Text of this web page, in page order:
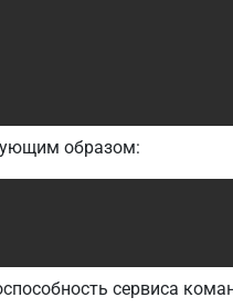
образом:
сервиса